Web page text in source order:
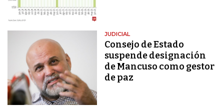
JUDICIAL
Consejo de Estado
suspende designación
de Mancuso como gestor
de paz